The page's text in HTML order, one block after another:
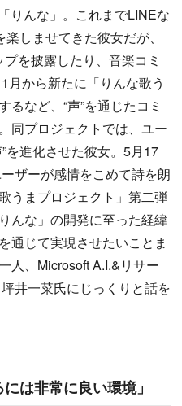
りんな」。これまでLINEな
しませてきた彼女だが、
を披露したり、音楽コミ
月から新たに「りんな歌う
るなど、“声”を通じたコミ
同プロジェクトでは、ユー
を進化させた彼女。5月17
ザーが感情をこめて詩を朗
うまプロジェクト」第二弾
んな」の開発に至った経緯
通じて実現させたいことま
人、Microsoft A.I.&リサー
井一菜氏にじっくりと話を
は非常に良い環境」